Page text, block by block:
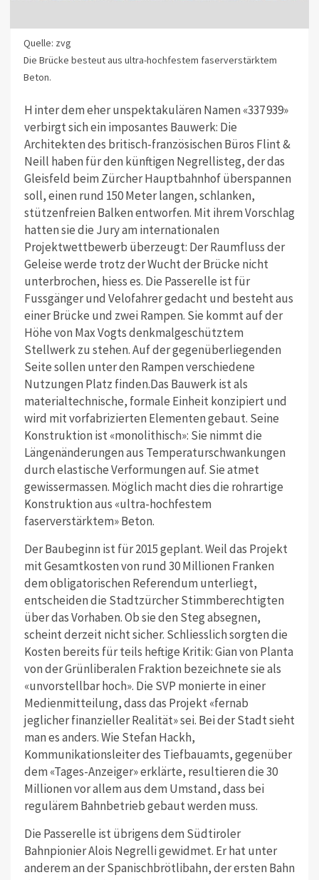
Quelle: zvg
Die Brücke besteut aus ultra-hochfestem faserverstärktem
Beton.
H inter dem eher unspektakulären Namen «337 939»
verbirgt sich ein imposantes Bauwerk: Die
Architekten des britisch-französischen Büros Flint &
Neill haben für den künftigen Negrellisteg, der das
Gleisfeld beim Zürcher Hauptbahnhof überspannen
soll, einen rund 150 Meter langen, schlanken,
stützenfreien Balken entworfen. Mit ihrem Vorschlag
hatten sie die Jury am internationalen
Projektwettbewerb überzeugt: Der Raumfluss der
Geleise werde trotz der Wucht der Brücke nicht
unterbrochen, hiess es. Die Passerelle ist für
Fussgänger und Velofahrer gedacht und besteht aus
einer Brücke und zwei Rampen. Sie kommt auf der
Höhe von Max Vogts denkmalgeschütztem
Stellwerk zu stehen. Auf der gegenüberliegenden
Seite sollen unter den Rampen verschiedene
Nutzungen Platz finden.Das Bauwerk ist als
materialtechnische, formale Einheit konzipiert und
wird mit vorfabrizierten Elementen gebaut. Seine
Konstruktion ist «monolithisch»: Sie nimmt die
Längenänderungen aus Temperaturschwankungen
durch elastische Verformungen auf. Sie atmet
gewissermassen. Möglich macht dies die rohrartige
Konstruktion aus «ultra-hochfestem
faserverstärktem» Beton.
Der Baubeginn ist für 2015 geplant. Weil das Projekt
mit Gesamtkosten von rund 30 Millionen Franken
dem obligatorischen Referendum unterliegt,
entscheiden die Stadtzürcher Stimmberechtigten
über das Vorhaben. Ob sie den Steg absegnen,
scheint derzeit nicht sicher. Schliesslich sorgten die
Kosten bereits für teils heftige Kritik: Gian von Planta
von der Grünliberalen Fraktion bezeichnete sie als
«unvorstellbar hoch». Die SVP monierte in einer
Medienmitteilung, dass das Projekt «fernab
jeglicher finanzieller Realität» sei. Bei der Stadt sieht
man es anders. Wie Stefan Hackh,
Kommunikationsleiter des Tiefbauamts, gegenüber
dem «Tages-Anzeiger» erklärte, resultieren die 30
Millionen vor allem aus dem Umstand, dass bei
regulärem Bahnbetrieb gebaut werden muss.
Die Passerelle ist übrigens dem Südtiroler
Bahnpionier Alois Negrelli gewidmet. Er hat unter
anderem an der Spanischbrötlibahn, der ersten Bahn